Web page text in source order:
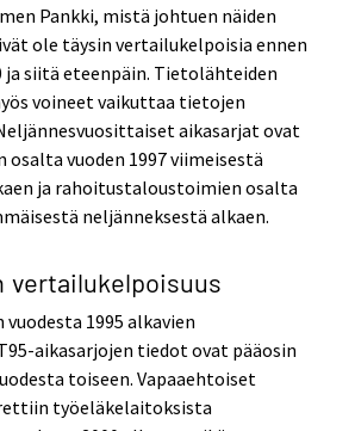
Pankki, mistä johtuen näiden
ole täysin vertailukelpoisia ennen
siitä eteenpäin. Tietolähteiden
voineet vaikuttaa tietojen
aikasarjat ovat
vuoden 1997 viimeisestä
ja rahoitustaloustoimien osalta
neljänneksestä alkaen.
vertailukelpoisuus
1995 alkavien
aikasarjojen tiedot ovat pääosin
toiseen. Vapaaehtoiset
työeläkelaitoksista